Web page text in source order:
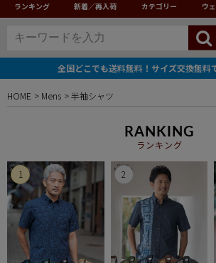
ランキング 新着／再入荷 カテゴリー ウ
メンズ
レディース
ペア商品
ランキング
新商品
全国どこでも送料無料！サイズ交換無料
HOME Mens 半袖シャツ
RANKING
ランキング